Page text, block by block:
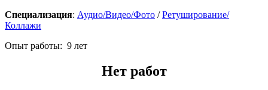
Специализация: Аудио/Видео/Фото /Ретуширование/
Коллажи
Опыт работы: 9 лет
Нет работ